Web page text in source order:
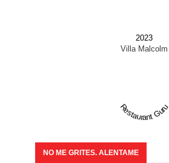
2023
Villa Malcolm
Restaurant Guru
NO ME GRITES. ALENTAME